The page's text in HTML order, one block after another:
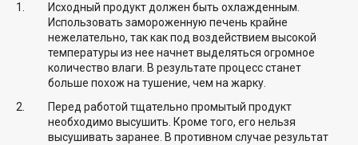
Исходный продукт должен быть охлажденным.
Использовать замороженную печень крайне
нежелательно, так как под воздействием высокой
температуры из нее начнет выделяться огромное
количество влаги. В результате процесс станет
больше похож на тушение, чем на жарку.
Перед работой тщательно промытый продукт
необходимо высушить. Кроме того, его нельзя
высушивать заранее. В противном случае результат